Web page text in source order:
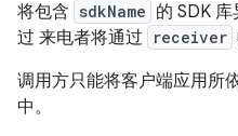
将包含 sdkName 的 SDK
过 来电者将通过
receiver
调用方只能将客户端应用所
中。